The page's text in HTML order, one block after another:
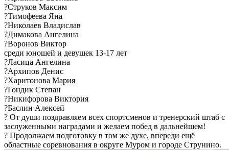
?Струков Максим
?Тимофеева Яна
?Николаев Владислав
?Димакова Ангелина
?Воронов Виктор
среди юношей и девушек 13-17 лет
?Ласица Ангелина
?Архипов Денис
?Харитонова Мария
?Гондик Степан
?Никифорова Виктория
?Баслин Алексей
? От души поздравляем всех спортсменов и тренерский штаб с
заслуженными наградами и желаем побед в дальнейшем!
? Продолжаем подготовку в том же духе, впереди ещё
областные соревнования в округе Муром и городе Струнино.